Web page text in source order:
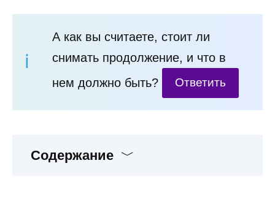
А как вы считаете, стоит ли
снимать продолжение, и что в
нем должно быть?
Ответить
Содержание